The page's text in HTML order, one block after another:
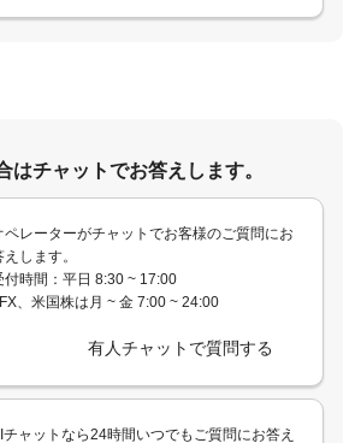
はチャットでお答えします。
ペレーターがチャットでお客様のご質問にお
えします。
付時間：平日 8:30 ~ 17:00
、米国株は月 ~ 金 7:00 ~ 24:00
有人チャットで質問する
チャットなら24時間いつでもご質問にお答え